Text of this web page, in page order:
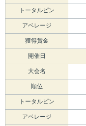
トータルピン
アベレージ
獲得賞金
開催日
大会名
順位
トータルピン
アベレージ